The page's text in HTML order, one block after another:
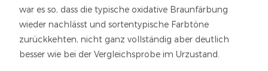
war es so, dass die typische oxidative Braunfärbung
wieder nachlässt und sortentypische Farbtöne
zurückkehten, nicht ganz vollständig aber deutlich
besser wie bei der Vergleichsprobe im Urzustand.